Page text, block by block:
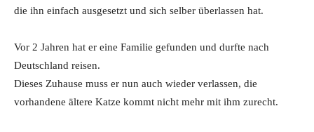
die ihn einfach ausgesetzt und sich selber überlassen hat.
Vor 2 Jahren hat er eine Familie gefunden und durfte nach
Deutschland reisen.
Dieses Zuhause muss er nun auch wieder verlassen, die
vorhandene ältere Katze kommt nicht mehr mit ihm zurecht.